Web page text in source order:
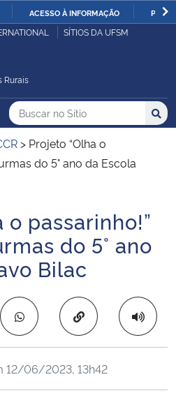
IR
ACESSO À INFORMAÇÃO
e Abastecimento
SÍTIOS DA UFSM
Rurais
do Sítio
Busca
Buscar no no Sítio
Busca:
> Projeto “Olha o
do 5° ano da Escola
o passarinho!”
do 5° ano
Bilac
Copiar para área
12/06/2023, 13h42